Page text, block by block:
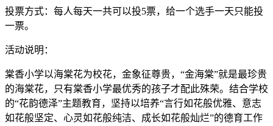
投票方式：每人每天一共可以投5票，给一个选手一天只能投
一票。
活动说明：
棠香小学以海棠花为校花，金象征尊贵，“金海棠”就是最珍贵
的海棠花，只有棠香小学最优秀的孩子才配此殊荣。结合学校
的“花韵德泽”主题教育，坚持以培养“言行如花般优雅、意志
如花般坚定、心灵如花般纯洁、成长如花般灿烂”的德育工作